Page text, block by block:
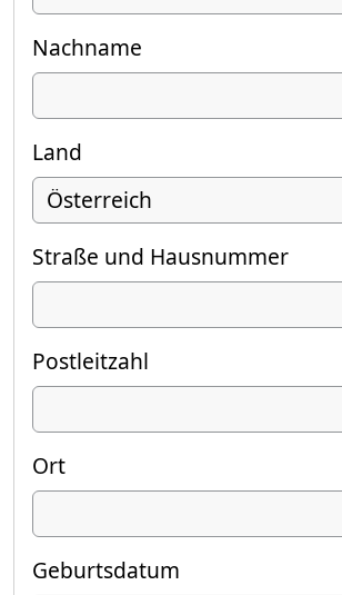
Nachname
Land
Straße und Hausnummer
Postleitzahl
Ort
Geburtsdatum